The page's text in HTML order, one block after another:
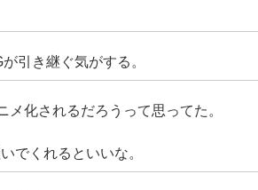
引き継ぐ気がする。
化されるだろうって思ってた。
でくれるといいな。